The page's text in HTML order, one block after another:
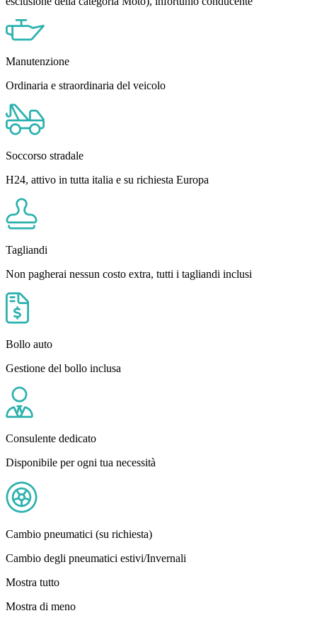
Manutenzione
Ordinaria e straordinaria del veicolo
Soccorso stradale
H24, attivo in tutta italia e su richiesta Europa
Tagliandi
Non pagherai nessun costo extra, tutti i tagliandi inclusi
Bollo auto
Gestione del bollo inclusa
Consulente dedicato
Disponibile per ogni tua necessità
Cambio pneumatici (su richiesta)
Cambio degli pneumatici estivi/Invernali
Mostra tutto
Mostra di meno